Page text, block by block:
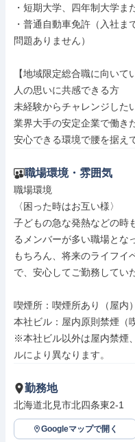
・短期大学、四年制大学
・普通自動車免許（入社
問題ありません）
【地域限定総合職に向いて
人の思いに共感できる方
未経験からチャレンジした
業界大手の安定企業で働き
安心できる環境で腰を据え
職場環境・雰囲気
職場環境
〈困った時はお互い様〉
子どもの急な発熱などの時
るメンバーが多い職場とな
もちろん、将来のライフイ
で、安心してご勤務してい
喫煙所：喫煙所あり（屋内）
本社ビル：屋内原則禁煙（
※本社ビル以外は屋内禁煙
ルにより異なります。
勤務地
北海道北見市北四条東2-1
Googleマップで開く